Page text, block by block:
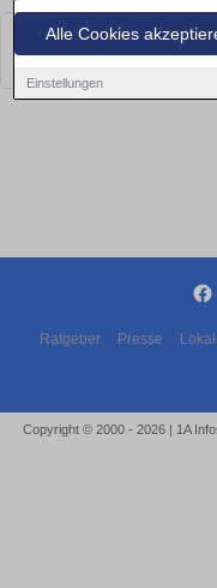
Alle Cookies
Einstellungen
Leider konnten wir derzeit
bald wieder vorbei!
Ratgeber Presse
Copyright © 2000 - 2026 | 1A